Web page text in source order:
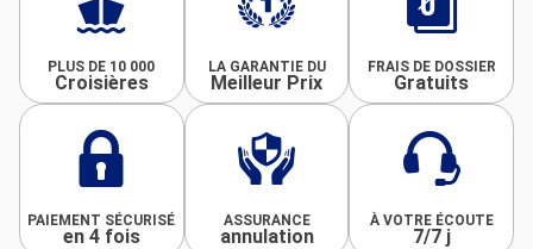
PLUS DE 10 000
Croisières
LA GARANTIE DU
Meilleur Prix
FRAIS DE DOSSIER
Gratuits
PAIEMENT SÉCURISÉ
en 4 fois
ASSURANCE
annulation
À VOTRE ÉCOUTE
7/7 j